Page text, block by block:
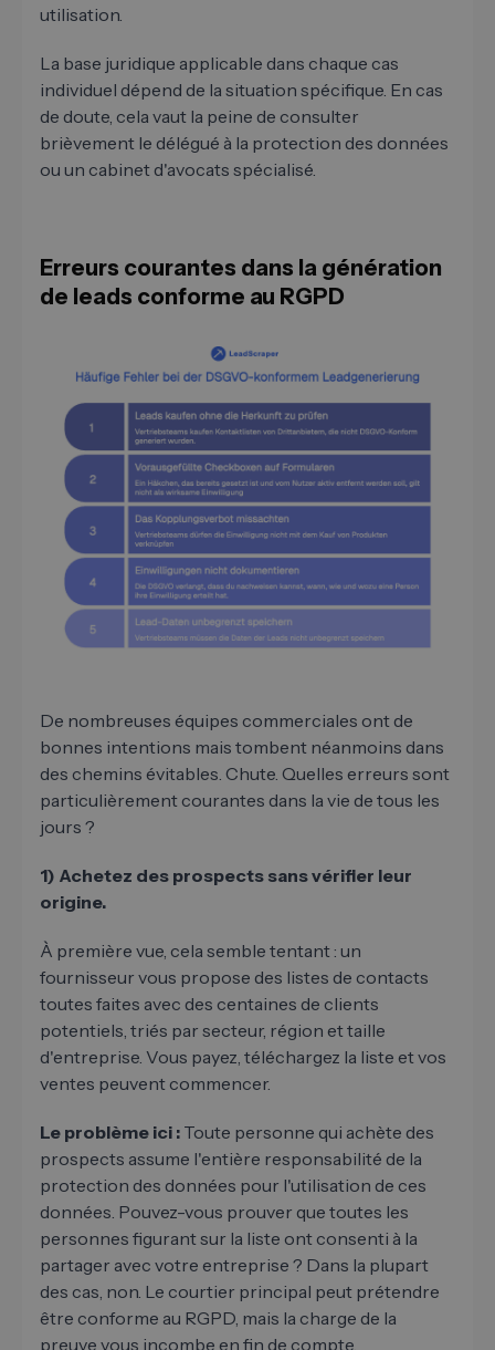
utilisation.
La base juridique applicable dans chaque cas
individuel dépend de la situation spécifique. En cas
de doute, cela vaut la peine de consulter
brièvement le délégué à la protection des données
ou un cabinet d'avocats spécialisé.
Erreurs courantes dans la génération
de leads conforme au RGPD
De nombreuses équipes commerciales ont de
bonnes intentions mais tombent néanmoins dans
des chemins évitables. Chute. Quelles erreurs sont
particulièrement courantes dans la vie de tous les
jours ?
1) Achetez des prospects sans vérifier leur
origine.
À première vue, cela semble tentant : un
fournisseur vous propose des listes de contacts
toutes faites avec des centaines de clients
potentiels, triés par secteur, région et taille
d'entreprise. Vous payez, téléchargez la liste et vos
ventes peuvent commencer.
Le problème ici : Toute personne qui achète des
prospects assume l'entière responsabilité de la
protection des données pour l'utilisation de ces
données. Pouvez-vous prouver que toutes les
personnes figurant sur la liste ont consenti à la
partager avec votre entreprise ? Dans la plupart
des cas, non. Le courtier principal peut prétendre
être conforme au RGPD, mais la charge de la
preuve vous incombe en fin de compte.